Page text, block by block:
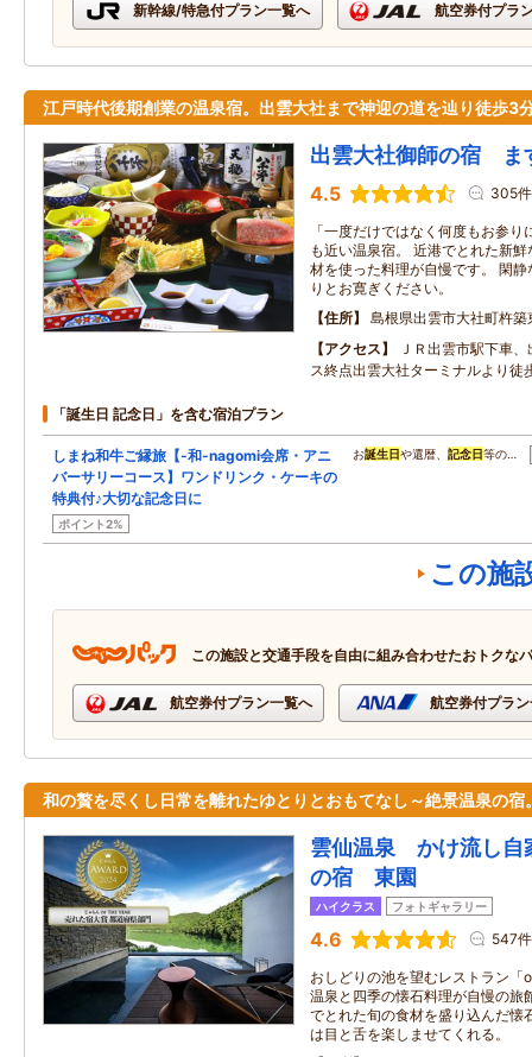
新幹線/特急付プラン一覧へ 航空券付プラ
江戸時代後期創業の温泉宿。出雲大社まで神迎の道を辿り徒歩3
出雲大社御師の宿 ま
4.5 305件
「一度だけではなく何度もお参
も近い温泉宿。 近港でとれた新
材を使った料理が自慢です。 閑
りとお寛ぎください。
住所
島根県出雲市大社町杵築
アクセス
ＪＲ出雲市駅下車
ス終点出雲大社ターミナルより徒
「誕生日 記念日」を含む宿泊プラン
しまね和牛ご縁旅【-和-nagomi会席・アニ
バーサリーコース】ワンドリンク・ケーキの
特典付♪大切な記念日に
ポイント2%
お誕生日や還暦、 記念日等の…
この施
この施設と交通手段を自由に組み合わせたおトクな
航空券付プラン一覧へ 航空券付プラ
和の贅を尽くし日常を離れたゆとりとおもてなし～絶景温泉の宿
雲仙温泉 かけ流し自
の宿 東園
ハイクラス フォトギャラリー
4.6 547件
おしどりの池を望むレストラン
温泉と四季の懐石料理が自慢の旅
でとれた旬の食材を盛り込んだ懐
は目と舌を楽しませてくれる。